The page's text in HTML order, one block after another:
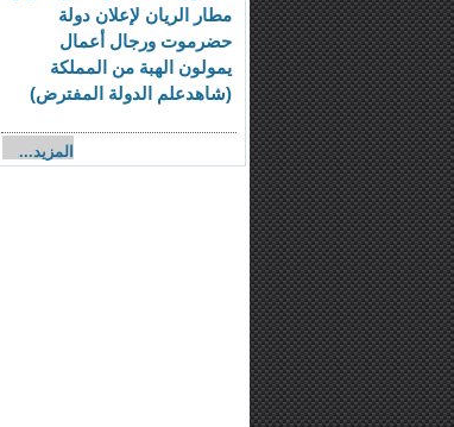
مطار الريان لإعلان دولة
حضرموت ورجال أعمال
يمولون الهبة من المملكة
(شاهدعلم الدولة المفترض)
المزيد...